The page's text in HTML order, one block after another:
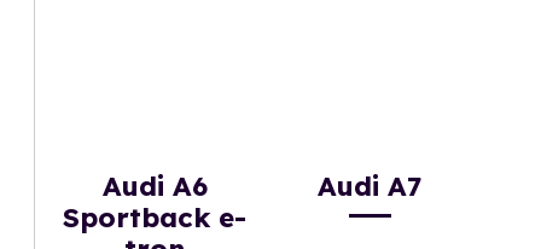
Audi A6
Sportback e-
Audi A7